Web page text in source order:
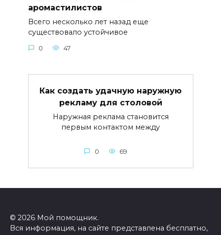
аромастилистов
Всего несколько лет назад еще
существовало устойчивое
0 47
Как создать удачную наружную
рекламу для столовой
Наружная реклама становится
первым контактом между
0 69
© 2026 Мой помощник.
Вся информация, на сайте представлена бесплатно,